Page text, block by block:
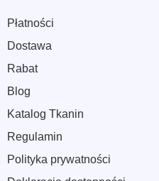
Płatności
Dostawa
Rabat
Blog
Katalog Tkanin
Regulamin
Polityka prywatności